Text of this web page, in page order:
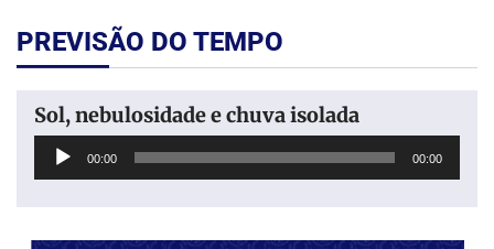
PREVISÃO DO TEMPO
Sol, nebulosidade e chuva isolada
Tocador
00:00 00:00